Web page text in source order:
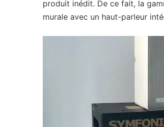
produit inédit. De ce fait, la
murale avec un haut-parleur